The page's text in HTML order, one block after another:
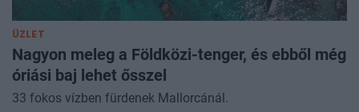
ÜZLET
Nagyon meleg a Földközi-tenger, és ebből még
óriási baj lehet ősszel
33 fokos vízben fürdenek Mallorcánál.